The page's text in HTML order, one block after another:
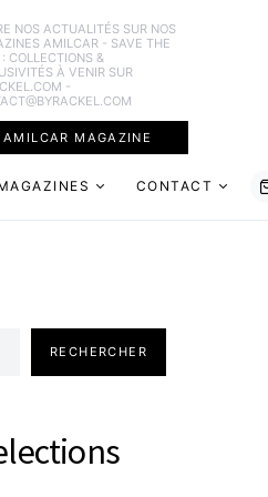
NOS ACTUALITÉS SUR NOS
AMILCAR - SAVE THE
COLLECTIONS &
À VENIR SUR
-
AMILCAR MAGAZINE
CONTACT
RECHERCHER